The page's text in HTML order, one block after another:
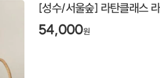
[성수/서울숲] 라탄클래스
54,000원